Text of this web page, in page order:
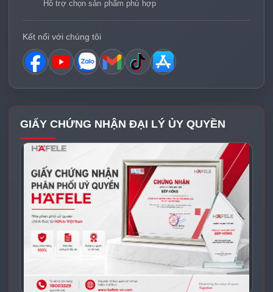
Hỗ trợ chọn sản phẩm phù hợp
Kết nối với chúng tôi
GIẤY CHỨNG NHẬN ĐẠI LÝ ỦY QUYỀN